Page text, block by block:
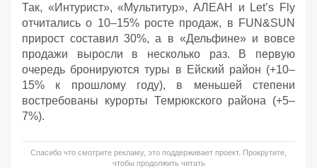
Так, «Интурист», «Мультитур», АЛЕАН и Let’s Fly
отчитались о 10–15% росте продаж, в FUN&SUN
прирост составил 30%, а в «Дельфине» и вовсе
продажи выросли в несколько раз. В первую
очередь бронируются туры в Ейский район (+10–
15% к прошлому году), в меньшей степени
востребованы курорты Темрюкского района (+5–
7%).
Спасибо что смотрите рекламу, это поддерживает проект. Прокрутите,
чтобы продолжить читать